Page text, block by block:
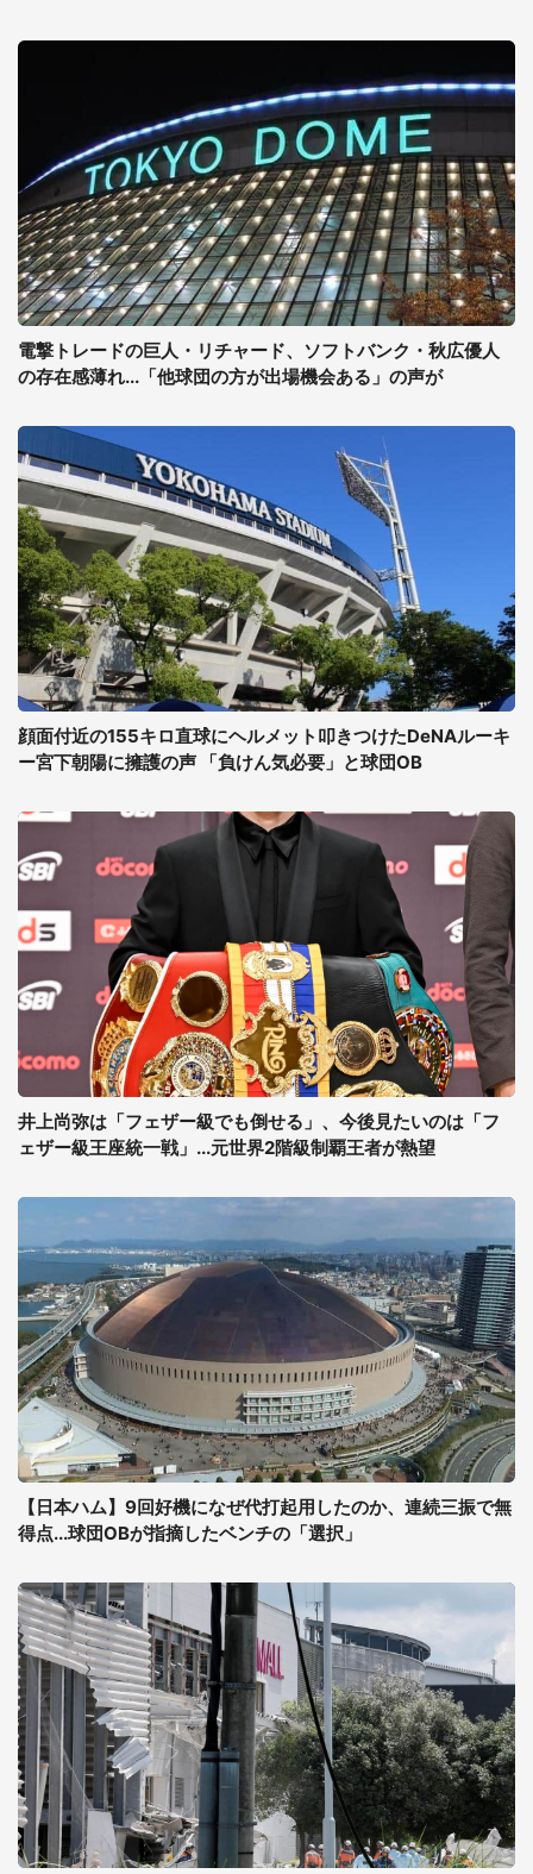
電撃トレードの巨人・リチャード、ソフトバンク・秋広優人
の存在感薄れ...「他球団の方が出場機会ある」の声が
顔面付近の155キロ直球にヘルメット叩きつけたDeNAルーキ
ー宮下朝陽に擁護の声 「負けん気必要」と球団OB
井上尚弥は「フェザー級でも倒せる」、今後見たいのは「フ
ェザー級王座統一戦」...元世界2階級制覇王者が熱望
【日本ハム】9回好機になぜ代打起用したのか、連続三振で無
得点...球団OBが指摘したベンチの「選択」